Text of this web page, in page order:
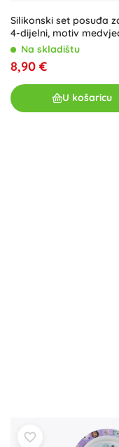
Silikonski set posuđa
4-dijelni, motiv
plava
Na skladištu
8,90 €
U košaricu